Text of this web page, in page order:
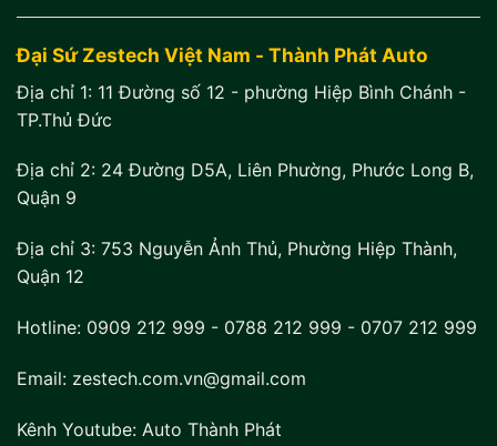
Đại Sứ Zestech Việt Nam - Thành Phát Auto
Địa chỉ 1: 11 Đường số 12 - phường Hiệp Bình Chánh -
TP.Thủ Đức
Địa chỉ 2: 24 Đường D5A, Liên Phường, Phước Long B,
Quận 9
Địa chỉ 3: 753 Nguyễn Ảnh Thủ, Phường Hiệp Thành,
Quận 12
Hotline: 0909 212 999 - 0788 212 999 - 0707 212 999
Email: zestech.com.vn@gmail.com
Kênh Youtube: Auto Thành Phát